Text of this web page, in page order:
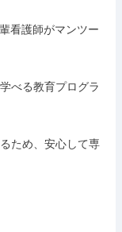
看護師がマンツー
べる教育プログラ
ため、安心して専